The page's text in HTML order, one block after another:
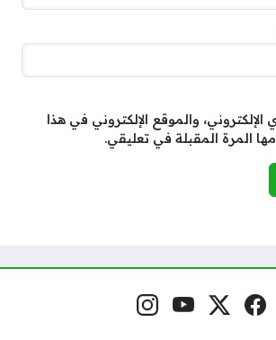
والموقع الإلكتروني في هذا
المرة المقبلة في تعليقي.
مواقع التواصل فيسبوكمنصة إكس
يوتيوبإنستغرام